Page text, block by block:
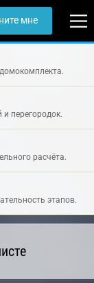
мне
перегородок.
расчёта.
этапов.